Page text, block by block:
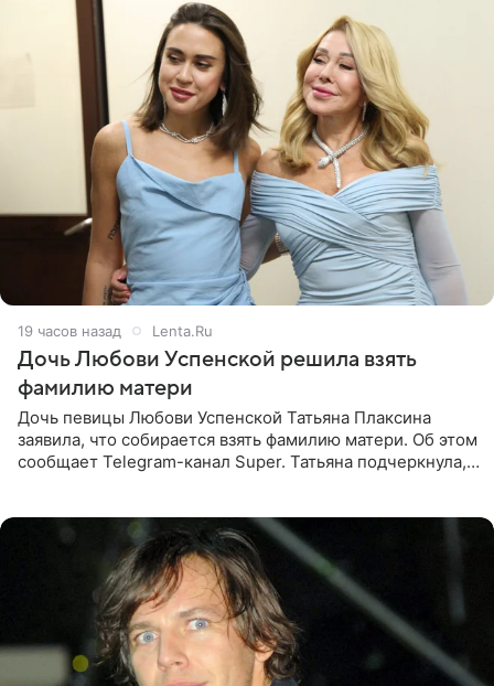
19 часов назад Lenta.Ru
Дочь Любови Успенской решила взять
фамилию матери
Дочь певицы Любови Успенской Татьяна Плаксина
заявила, что собирается взять фамилию матери. Об этом
сообщает Telegram-канал Super. Татьяна подчеркнула,